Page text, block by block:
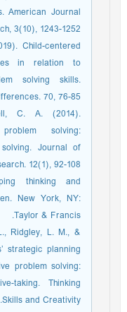
American Journal
3(10), 1243-1252.
Child-centered
in relation to
solving skills.
70, 76-85.
C. A. (2014).
solving:
Journal of
12(1), 92-108.
thinking and
New York, NY:
Taylor & Francis.
Ridgley, L. M., &
strategic planning
problem solving:
taking. Thinking
Skills and Creativity.